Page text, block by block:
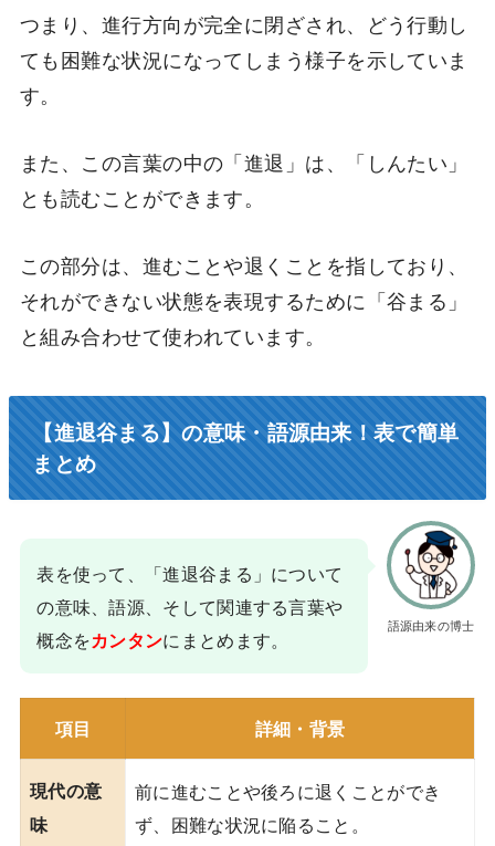
つまり、進行方向が完全に閉ざされ、どう行動し
ても困難な状況になってしまう様子を示していま
す。
また、この言葉の中の「進退」は、「しんたい」
とも読むことができます。
この部分は、進むことや退くことを指しており、
それができない状態を表現するために「谷まる」
と組み合わせて使われています。
【進退谷まる】の意味・語源由来！表で簡単
まとめ
語源由来の博士
表を使って、「進退谷まる」について
の意味、語源、そして関連する言葉や
概念をカンタンにまとめます。
項目 詳細・背景
現代の意
味
前に進むことや後ろに退くことができ
ず、困難な状況に陥ること。